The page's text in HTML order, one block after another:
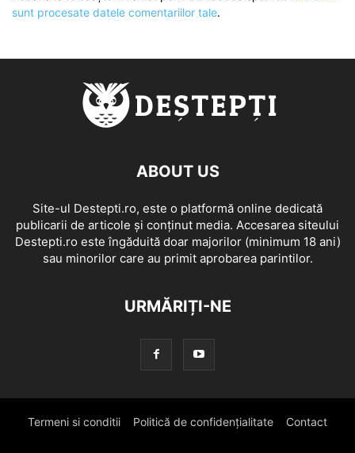
sunt procesate datele comentariilor tale.
ABOUT US
Site-ul Destepti.ro, este o platformă online dedicată
publicarii de articole și conținut media. Accesarea siteului
Destepti.ro este îngăduită doar majorilor (minimum 18 ani)
sau minorilor care au primit aprobarea parintilor.
URMĂRIȚI-NE
Termeni si conditii Politică de confidențialitate Contact